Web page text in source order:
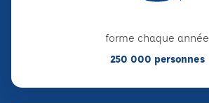
forme chaque année
250 000 personnes